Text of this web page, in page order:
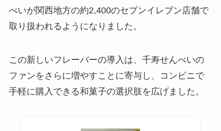
べいが関西地方の約2,400のセブンイレブン店舗で
取り扱われるようになりました。
この新しいフレーバーの導入は、千寿せんべいの
ファンをさらに増やすことに寄与し、コンビニで
手軽に購入できる和菓子の選択肢を広げました。